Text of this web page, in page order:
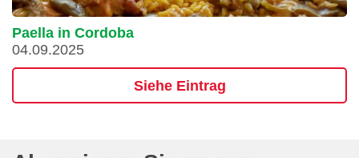
Paella in Cordoba
04.09.2025
Siehe Eintrag